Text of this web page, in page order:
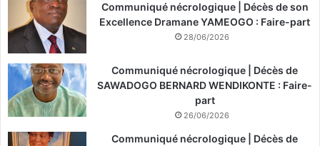
Communiqué nécrologique | Décès de son
Excellence Dramane YAMEOGO : Faire-part
28/06/2026
Communiqué nécrologique | Décès de
SAWADOGO BERNARD WENDIKONTE : Faire-
part
26/06/2026
Communiqué nécrologique | Décès de